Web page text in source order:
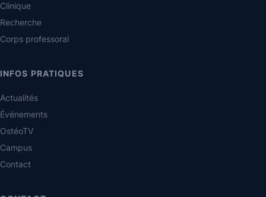
Clinique
Recherche
Corps professoral
INFOS PRATIQUES
Actualités
Événements
OstéoTV
Campus
Contact